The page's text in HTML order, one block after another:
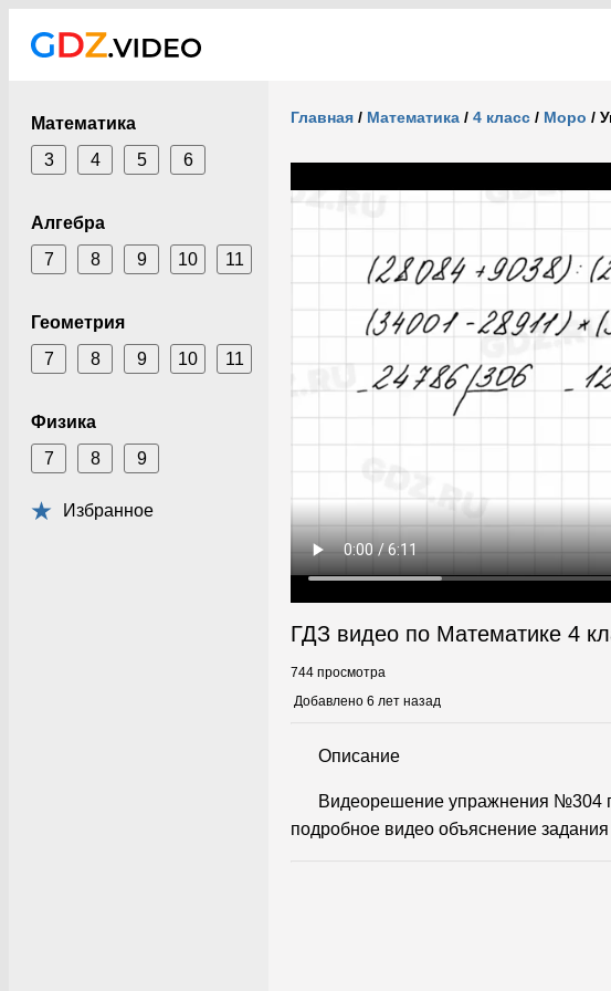
Математика
3
4 5 6
Алгебра
7
8 9 10 11
Геометрия
7
8 9 10 11
Физика
7
8 9
Избранное
Главная / Математика / 4 класс / Моро /
ГДЗ видео по Математике 4
744 просмотра
Добавлено 6 лет назад
Описание
Видеорешение упражнения №304
подробное видео объяснение